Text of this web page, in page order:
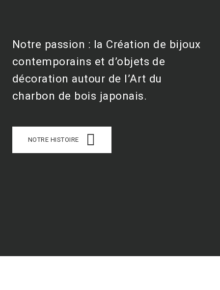
Notre passion : la Création de bijoux
contemporains et d’objets de
décoration autour de l’Art du
charbon de bois japonais.
NOTRE HISTOIRE